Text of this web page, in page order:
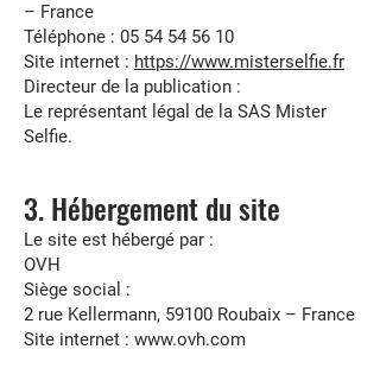
– France
Téléphone : 05 54 54 56 10
Site internet : https://www.misterselfie.fr
Directeur de la publication :
Le représentant légal de la SAS Mister
Selfie.
3. Hébergement du site
Le site est hébergé par :
OVH
Siège social :
2 rue Kellermann, 59100 Roubaix – France
Site internet : www.ovh.com